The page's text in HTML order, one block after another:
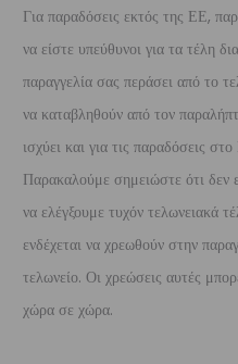
Για παραδόσεις εκτός της ΕΕ,
να είστε υπεύθυνοι για τα τέλη
παραγγελία σας περάσει από το
να καταβληθούν από τον
ισχύει και για τις παραδόσεις
Παρακαλούμε σημειώστε ότι
να ελέγξουμε τυχόν τελωνειακά
ενδέχεται να χρεωθούν στην
τελωνείο. Οι χρεώσεις αυτές
χώρα σε χώρα.